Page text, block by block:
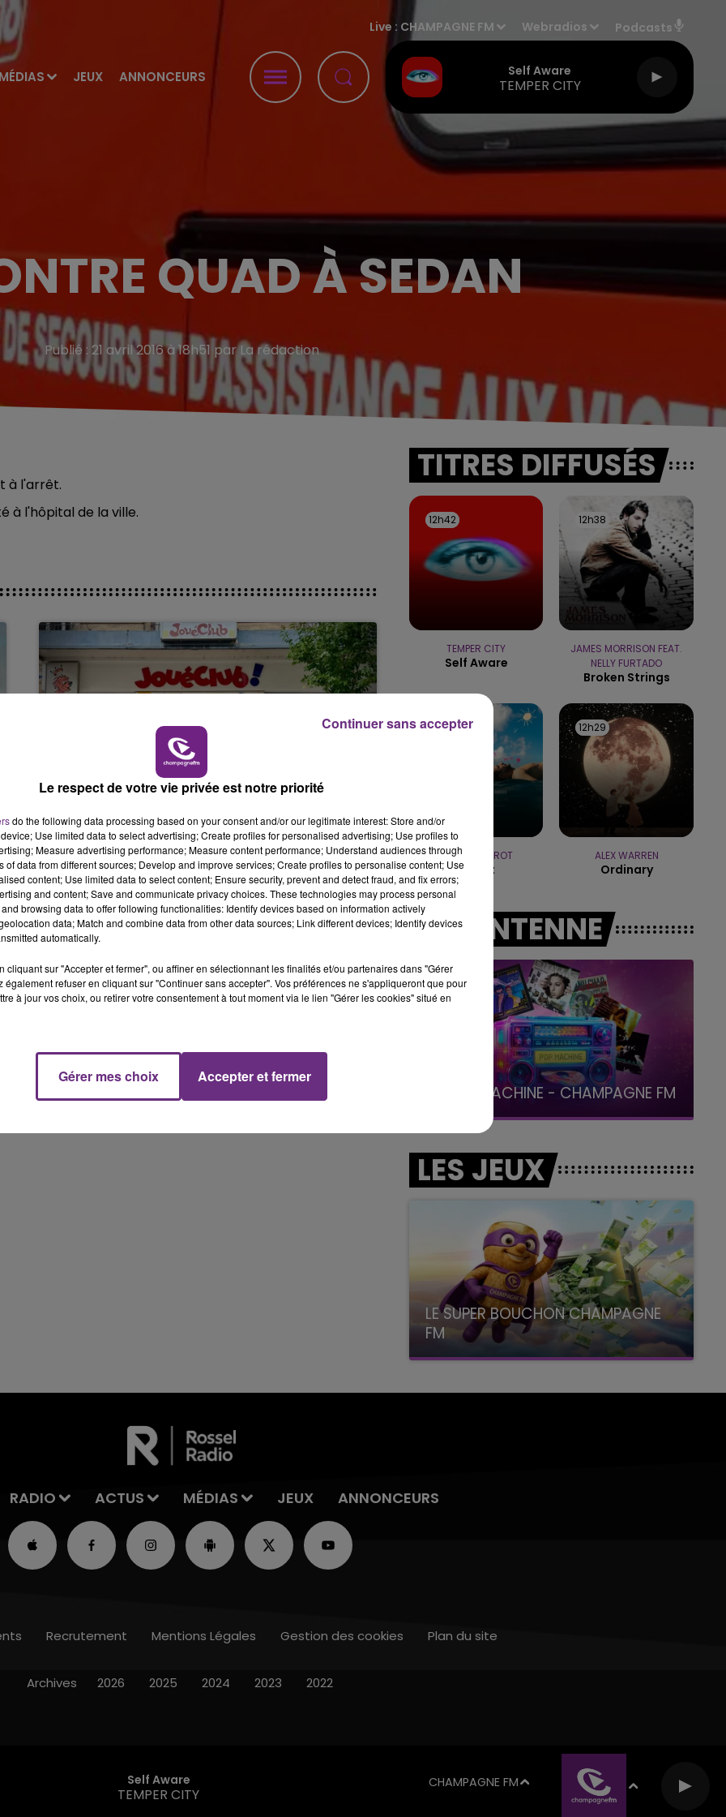
MÉDIAS JEUX ANNONCEURS
Live : CHAMPAGNE FM Webradios Podcasts
Self Aware
TEMPER CITY
LA RADIO POP
15h00 - 19h00
LE CLUB CHAMPAGNE FM
QUAD À SEDAN
Publié : 21 avril 2016 à 18h51 par La rédaction
à l'arrêt.
à l'hôpital de la ville.
LE MAGASIN JOUÉCLUB DE REIMS FERME
SES PORTES
rémois. Le magasin JouéClub est contraint de
fermer ses portes.
TITRES DIFFUSÉS
12h42
12h42
TEMPER CITY
Self Aware
12h38
12h38
JAMES MORRISON FEAT.
NELLY FURTADO
Broken Strings
12h35
12h35
JEREMY FREROT
Frerot
12h29
12h29
ALEX WARREN
Ordinary
A L'ANTENNE
15h00 - 19h00
Le Club Champagne FM LA POP MACHINE - CHAMPAGNE FM
LES JEUX
LE SUPER BOUCHON CHAMPAGNE
FM
avec La Famille Champagne FM, à 8H10
RADIO ACTUS MÉDIAS JEUX ANNONCEURS
Self Aware
TEMPER CITY
CHAMPAGNE FM
Recrutement Mentions Légales Gestion des cookies Plan du site
Archives 2026 2025 2024 2023 2022
Le respect de votre vie privée est notre priorité
do the following data processing based on your consent and/or our legitimate interest: Store and/or
Use limited data to select advertising; Create profiles for personalised advertising; Use profiles to
Measure advertising performance; Measure content performance; Understand audiences through
of data from different sources; Develop and improve services; Create profiles to personalise content; Use
content; Use limited data to select content; Ensure security, prevent and detect fraud, and fix errors;
and content; Save and communicate privacy choices. These technologies may process personal
browsing data to offer following functionalities: Identify devices based on information actively
data; Match and combine data from other data sources; Link different devices; Identify devices
automatically.
cliquant sur "Accepter et fermer", ou affiner en sélectionnant les finalités et/ou partenaires dans "Gérer
également refuser en cliquant sur "Continuer sans accepter". Vos préférences ne s'appliqueront que pour
à jour vos choix, ou retirer votre consentement à tout moment via le lien "Gérer les cookies" situé en
Gérer mes choix Accepter et fermer
Continuer sans accepter